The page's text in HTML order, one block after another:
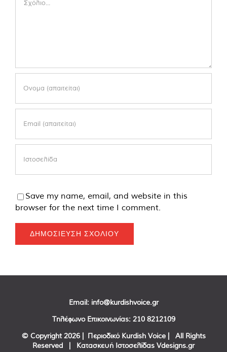
Save my name, email, and website in this
browser for the next time I comment.
Email: info@kurdishvoice.gr
Τηλέφωνο Επικοινωνίας: 210 8212109
© Copyright 2026 | Περιοδικό Kurdish Voice | All Rights
Reserved | Κατασκευή Ιστοσελίδας Vdesigns.gr